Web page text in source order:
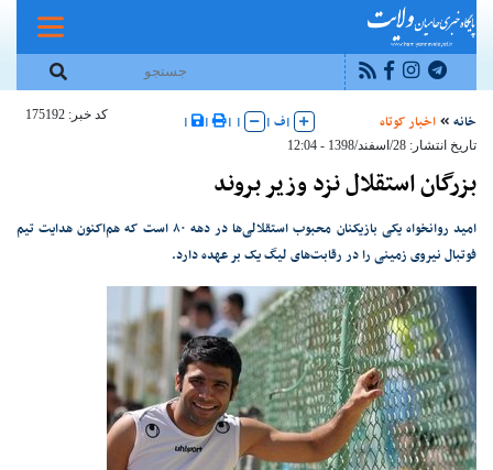
خانه اخبار کوتاه |ف |
|
|
|
|
کد خبر: 175192
تاریخ انتشار: 28/اسفند/1398 - 12:04
بزرگان استقلال نزد وزیر بروند
امید روانخواه یکی بازیکنان محبوب استقلالی‌ها در دهه ۸۰ است که هم‌اکنون هدایت تیم
فوتبال نیروی زمینی را در رقابت‌های لیگ یک بر عهده دارد.